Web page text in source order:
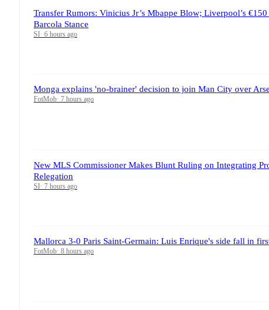
Transfer Rumors: Vinicius Jr’s Mbappe Blow; Liverpool’s
Barcola Stance
SI· 6 hours ago
Monga explains 'no-brainer' decision to join Man City over
FotMob· 7 hours ago
New MLS Commissioner Makes Blunt Ruling on Integrating
Relegation
SI· 7 hours ago
Mallorca 3-0 Paris Saint-Germain: Luis Enrique's side fall in
FotMob· 8 hours ago